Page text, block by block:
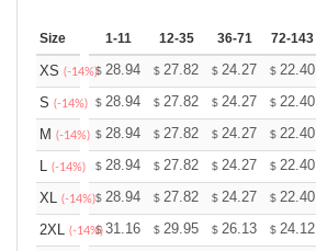
Size 1-11 12-35 36-71 72-143
XS (-14%)$ 28.94 $ 27.82 $ 24.27 $ 22.40
S (-14%) $ 28.94 $ 27.82 $ 24.27 $ 22.40
M (-14%) $ 28.94 $ 27.82 $ 24.27 $ 22.40
L (-14%) $ 28.94 $ 27.82 $ 24.27 $ 22.40
XL (-14%)$ 28.94 $ 27.82 $ 24.27 $ 22.40
2XL (-14%)
$31.16 $ 29.95 $ 26.13 $ 24.12